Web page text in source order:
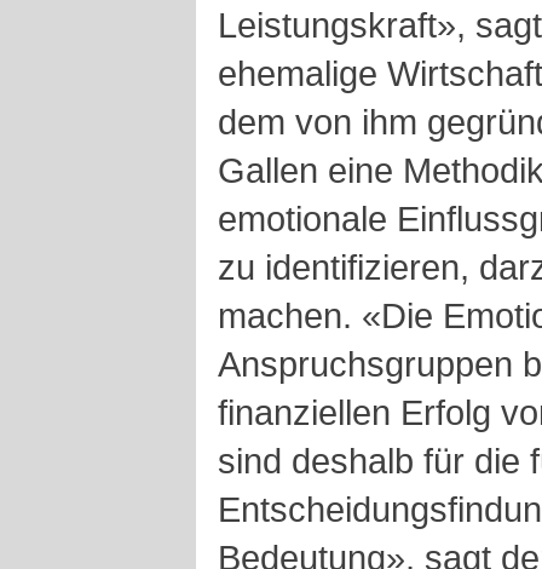
Leistungskraft»,
ehemalige
dem von ihm
Gallen eine
emotionale
zu identifizieren,
machen. «Die
Anspruchsgruppen
finanziellen Erfolg
sind deshalb für die
Bedeutung», sagt